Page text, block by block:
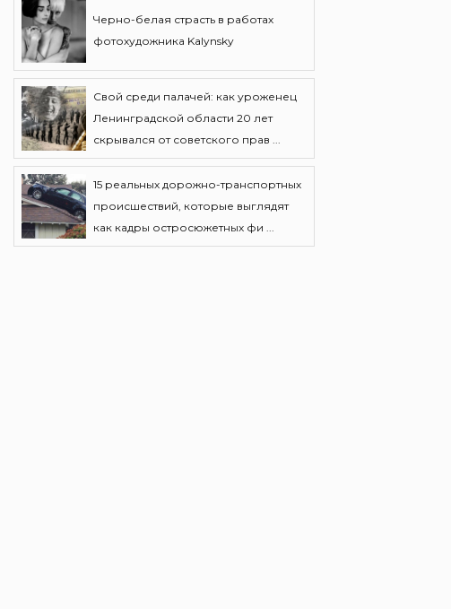
Черно-белая страсть в работах
фотохудожника Kalynsky
Свой среди палачей: как уроженец
Ленинградской области 20 лет
скрывался от советского прав ...
15 реальных дорожно-транспортных
происшествий, которые выглядят
как кадры остросюжетных фи ...